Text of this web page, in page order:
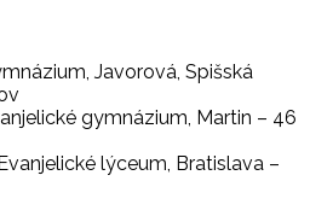
Javorová, Spišská
gymnázium, Martin – 46
lýceum, Bratislava –